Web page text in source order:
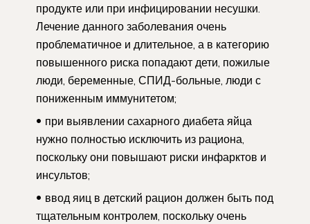
продукте или при инфицировании несушки.
Лечение данного заболевания очень
проблематичное и длительное, а в категорию
повышенного риска попадают дети, пожилые
люди, беременные, СПИД-больные, люди с
пониженным иммунитетом;
при выявлении сахарного диабета яйца
нужно полностью исключить из рациона,
поскольку они повышают риски инфарктов и
инсультов;
ввод яиц в детский рацион должен быть под
тщательным контролем, поскольку очень